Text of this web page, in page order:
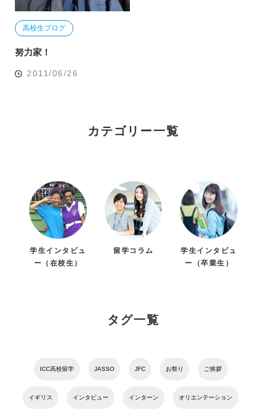
高校生ブログ
努力家！
2011/06/26
カテゴリー一覧
学生インタビュ
ー（在校生）
留学コラム
学生インタビュ
ー（卒業生）
タグ一覧
ICC高校留学 JASSO JFC お祭り ご挨拶
イギリス インタビュー インターン オリエンテーション